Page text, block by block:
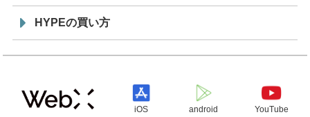
HYPEの買い方
iOS android YouTube